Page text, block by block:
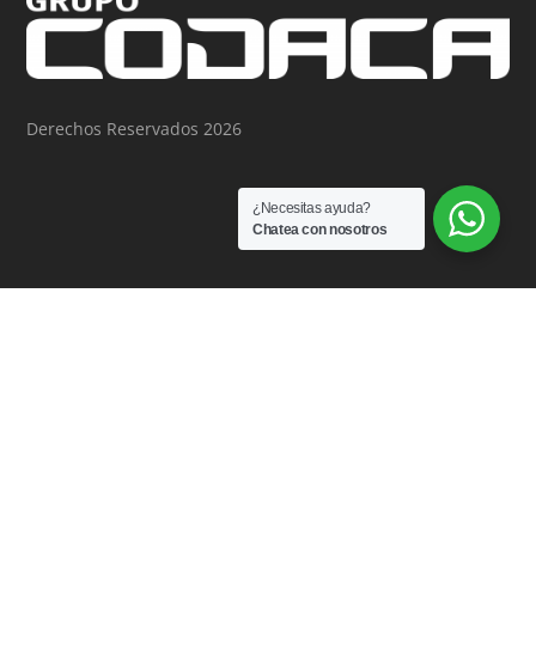
Derechos Reservados 2026
¿Necesitas ayuda?
Chatea con nosotros